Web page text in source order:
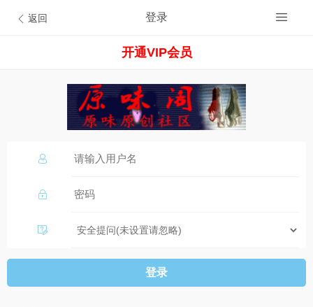
返回 登录
开通VIP会员
登录